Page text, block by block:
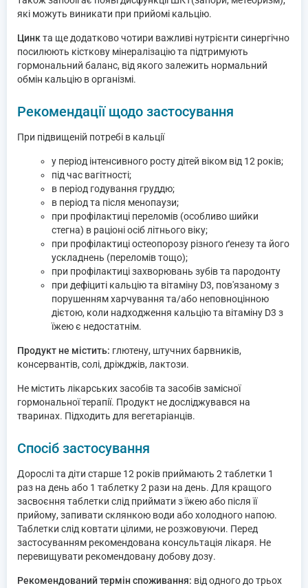
які можуть виникати при прийомі кальцію.
Цинкта ще додатково чотири важливі нутрієнти синергічно
посилюють кісткову мінералізацію та підтримують
гормональний баланс, від якого залежить нормальний
обмін кальцію в організмі.
Рекомендації щодо застосування
При підвищеній потребі в кальції
у період інтенсивного росту дітей віком від 12 років;
під час вагітності;
в період годування груддю;
в період та після менопаузи;
при профілактиці переломів (особливо шийки
стегна) в раціоні осіб літнього віку;
при профілактиці остеопорозу різного ґенезу та його
ускладнень (переломів тощо);
при профілактиці захворювань зубів та пародонту
при дефіциті кальцію та вітаміну D3, пов'язаному з
порушенням харчування та/або неповноцінною
дієтою, коли надходження кальцію та вітаміну D3 з
їжею є недостатнім.
Продукт не містить: глютену, штучних барвників,
консервантів, солі, дріжджів, лактози.
Не містить лікарських засобів та засобів замісної
гормональної терапії. Продукт не досліджувався на
тваринах. Підходить для вегетаріанців.
Спосіб застосування
Дорослі та діти старше 12 років приймають 2 таблетки 1
раз на день або 1 таблетку 2 рази на день. Для кращого
засвоєння таблетки слід приймати з їжею або після її
прийому, запивати склянкою води або холодного напою.
Таблетки слід ковтати цілими, не розжовуючи. Перед
застосуванням рекомендована консультація лікаря. Не
перевищувати рекомендовану добову дозу.
Рекомендований термін споживання: від одного до трьох